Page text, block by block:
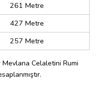
261 Metre
427 Metre
257 Metre
Mevlana Celaletini Rumi